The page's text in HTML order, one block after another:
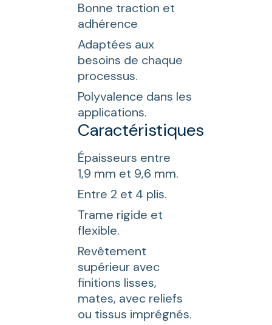
Bonne traction et
adhérence
Adaptées aux
besoins de chaque
processus.
Polyvalence dans les
applications.
Caractéristiques
Épaisseurs entre
1,9 mm et 9,6 mm.
Entre 2 et 4 plis.
Trame rigide et
flexible.
Revêtement
supérieur avec
finitions lisses,
mates, avec reliefs
ou tissus imprégnés.